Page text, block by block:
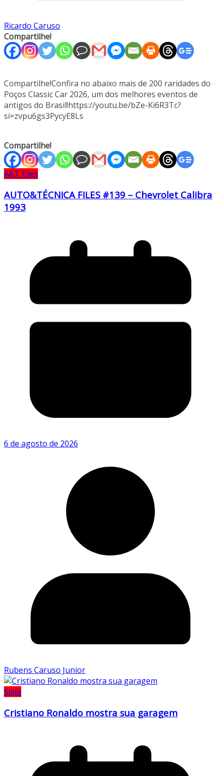
Ricardo Caruso
Compartilhe!
Compartilhe!Confira no abaixo mais de 200 raridades do
Poços Classic Car 2026, um dos melhores eventos de
antigos do Brasil!https://youtu.be/bZe-Ki6R3Tc?
si=zvpu6gs3PycyE8Ls
Compartilhe!
A&T Files
AUTO&TÉCNICA FILES #139 – Chevrolet Calibra
1993
6 de agosto de 2026
Rubens Caruso Junior
Slide
Cristiano Ronaldo mostra sua garagem